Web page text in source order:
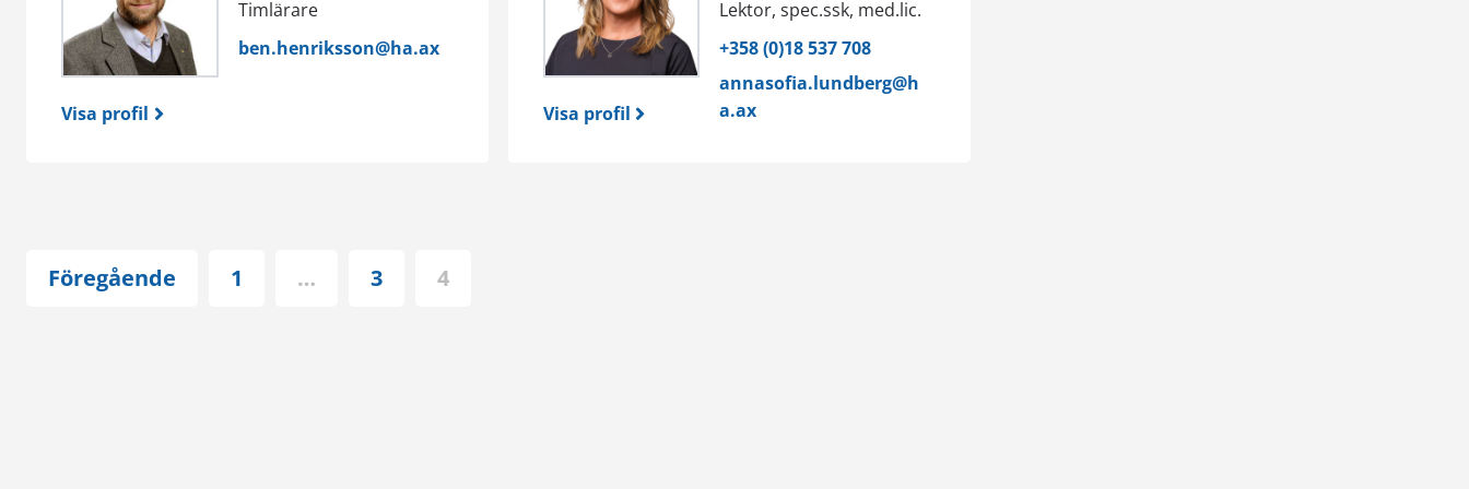
Visa profil
Timlärare
ben.henriksson@ha.ax
Visa profil
Lektor, spec.ssk, med.lic.
+358 (0)18 537 708
annasofia.lundberg@h
a.ax
Föregående 1 … 3 4